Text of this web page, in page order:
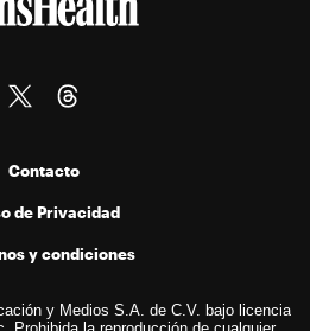
Contacto
de Privacidad
y condiciones
y Medios S.A. de C.V. bajo licencia